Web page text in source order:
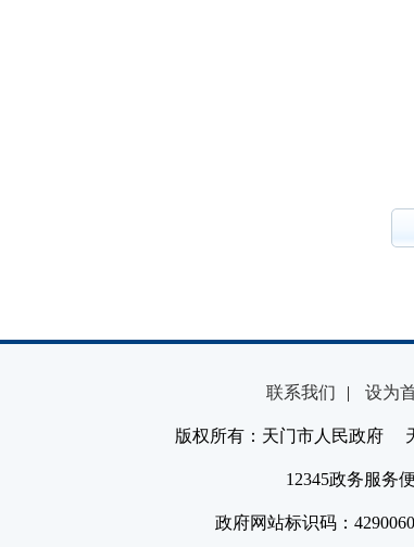
联系我们 | 设为
版权所有：天门市人民政府
12345政务服务
政府网站标识码：